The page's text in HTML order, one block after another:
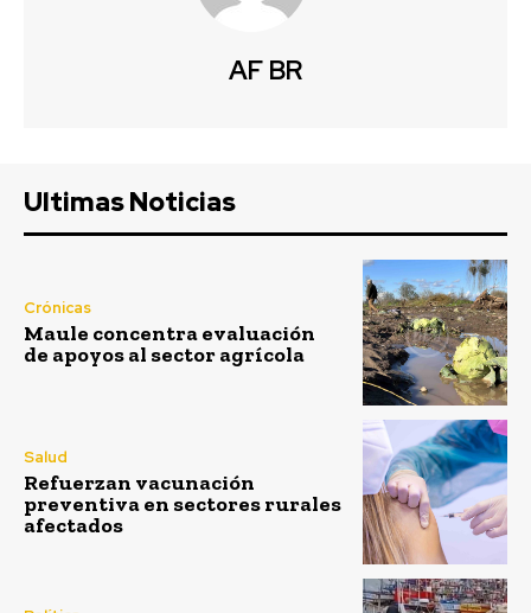
AF BR
Ultimas Noticias
Crónicas
Maule concentra evaluación
de apoyos al sector agrícola
Salud
Refuerzan vacunación
preventiva en sectores rurales
afectados